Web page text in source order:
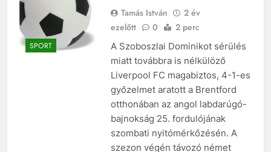
SPORT
Tamás István
2 év
ezelőtt
0 2 perc
A Szoboszlai Dominikot sérülés
miatt továbbra is nélkülöző
Liverpool FC magabiztos, 4-1-es
győzelmet aratott a Brentford
otthonában az angol labdarúgó-
bajnokság 25. fordulójának
szombati nyitómérkőzésén. A
szezon végén távozó német